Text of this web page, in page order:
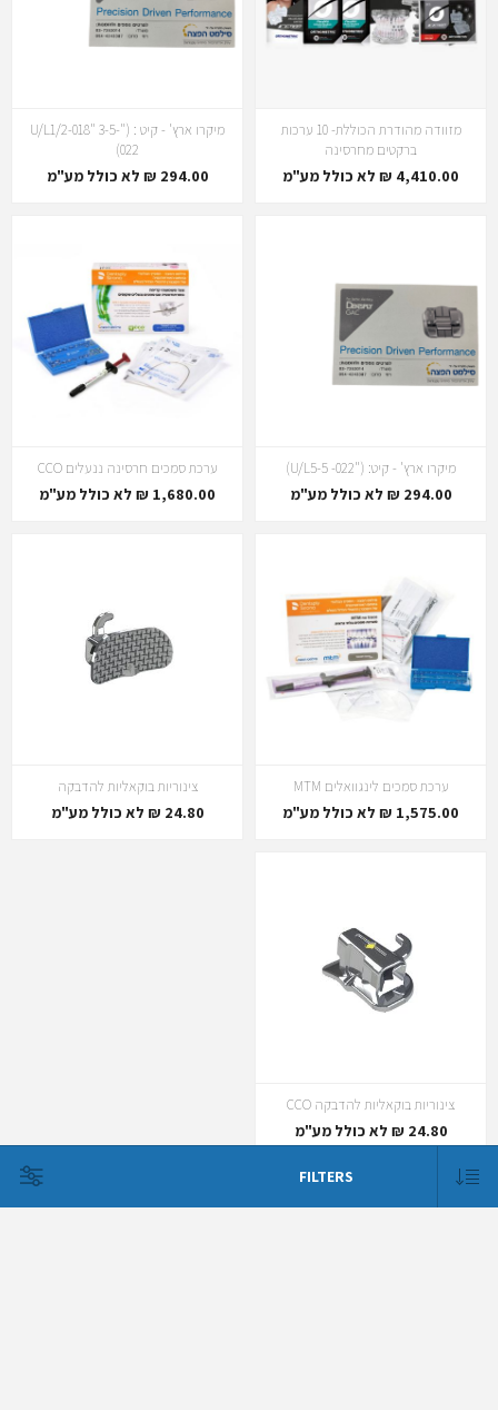
FILTERS
מזוודה מהודרת הכוללת- 10 ערכות
ברקטים מחרסינה
4,410.00 ₪ לא כולל מע"מ
מיקרו ארץ' - קיט : ("U/L1/2-018" 3-5-
022)
294.00 ₪ לא כולל מע"מ
מיקרו ארץ' - קיט: ("U/L5-5 -022)
294.00 ₪ לא כולל מע"מ
ערכת סמכים חרסינה ננעלים CCO
1,680.00 ₪ לא כולל מע"מ
ערכת סמכים לינגוואלים MTM
1,575.00 ₪ לא כולל מע"מ
צינוריות בוקאליות להדבקה
24.80 ₪ לא כולל מע"מ
צינוריות בוקאליות להדבקה CCO
24.80 ₪ לא כולל מע"מ